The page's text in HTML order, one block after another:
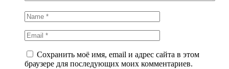
Сохранить моё имя, email и адрес сайта в этом
браузере для последующих моих комментариев.